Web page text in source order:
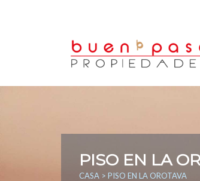
PISO EN LA
CASA > PISO EN LA OROTAVA